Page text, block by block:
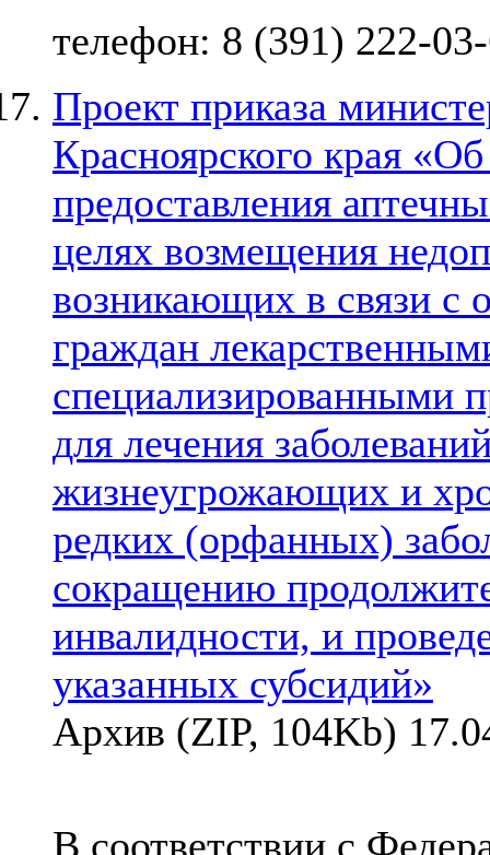
телефон: 8 (391) 222-
Проект приказа
Красноярского края
предоставления
целях возмещения
возникающих в связи с
граждан
специализированными
для лечения
жизнеугрожающих и
редких (орфанных)
сокращению
инвалидности, и
указанных субсидий»
Архив (ZIP, 104Kb)
В соответствии с